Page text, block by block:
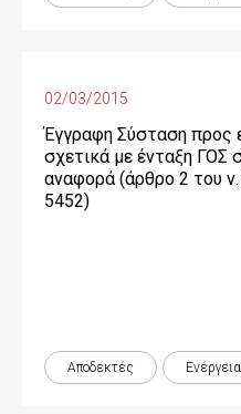
02/03/2015
Έγγραφη Σύσταση προς
σχετικά με ένταξη ΓΟΣ
αναφορά (άρθρο 2 του
5452)
Αποδεκτές